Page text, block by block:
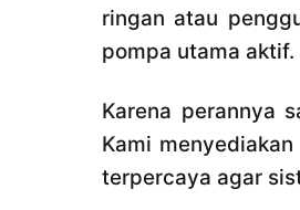
ringan atau
pompa utama aktif.
Karena perannya
Kami
terpercaya agar